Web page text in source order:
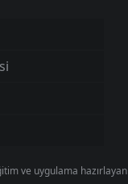
ve uygulama hazırlayan